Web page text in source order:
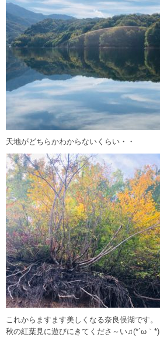
天地がどちらかわからないくらい・・
これからますます美しくなる奈良俣湖です。
秋の紅葉見に遊びにきてくださ～い♫(*´ω｀*)